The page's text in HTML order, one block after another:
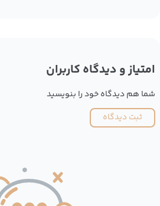
امتیاز و دیدگاه کاربران
شما هم دیدگاه خود را بنویسید
ثبت دیدگاه